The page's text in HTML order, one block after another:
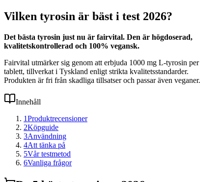
Vilken tyrosin är bäst i test 2026?
Det bästa tyrosin just nu är fairvital. Den är högdoserad,
kvalitetskontrollerad och 100% vegansk.
Fairvital utmärker sig genom att erbjuda 1000 mg L-tyrosin per
tablett, tillverkat i Tyskland enligt strikta kvalitetsstandarder.
Produkten är fri från skadliga tillsatser och passar även veganer.
Innehåll
1Produktrecensioner
2Köpguide
3Användning
4Att tänka på
5Vår testmetod
6Vanliga frågor